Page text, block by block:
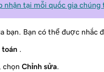
nhận tại mỗi quốc gia
bạn. Bạn có thể được nhắc
toán
, chọn Chỉnh sửa